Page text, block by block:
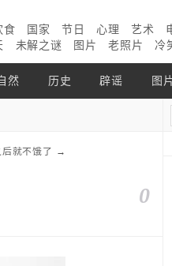
食 国家 节日 心理 艺术
未解之谜 图片 老照片 冷
然 历史 辟谣 图
就不饿了 →
0